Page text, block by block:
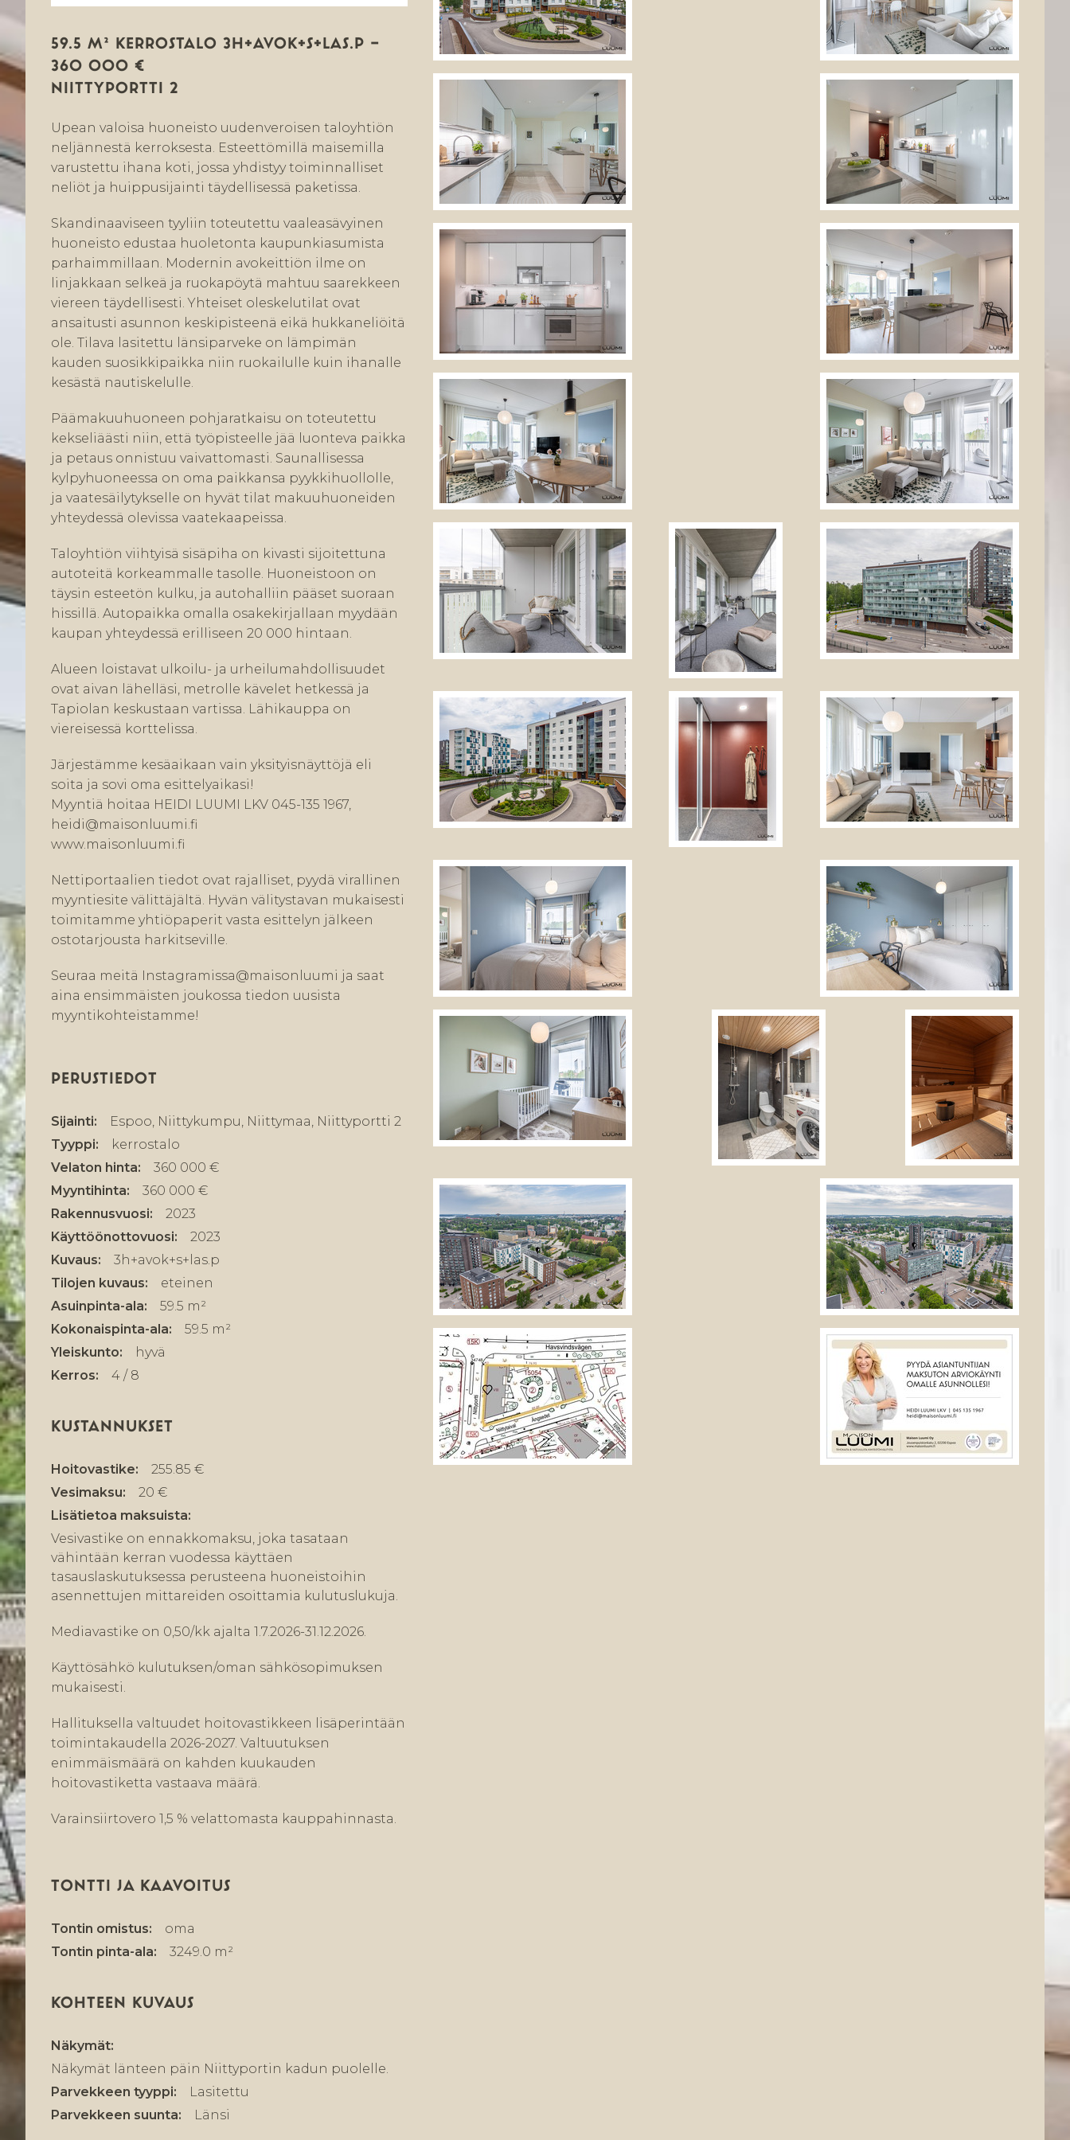
59.5 M² KERROSTALO 3H+AVOK+S+LAS.P —
360 000 €
NIITTYPORTTI 2
Upean valoisa huoneisto uudenveroisen taloyhtiön
neljännestä kerroksesta. Esteettömillä maisemilla
varustettu ihana koti, jossa yhdistyy toiminnalliset
neliöt ja huippusijainti täydellisessä paketissa.
Skandinaaviseen tyyliin toteutettu vaaleasävyinen
huoneisto edustaa huoletonta kaupunkiasumista
parhaimmillaan. Modernin avokeittiön ilme on
linjakkaan selkeä ja ruokapöytä mahtuu saarekkeen
viereen täydellisesti. Yhteiset oleskelutilat ovat
ansaitusti asunnon keskipisteenä eikä hukkaneliöitä
ole. Tilava lasitettu länsiparveke on lämpimän
kauden suosikkipaikka niin ruokailulle kuin ihanalle
kesästä nautiskelulle.
Päämakuuhuoneen pohjaratkaisu on toteutettu
kekseliäästi niin, että työpisteelle jää luonteva paikka
ja petaus onnistuu vaivattomasti. Saunallisessa
kylpyhuoneessa on oma paikkansa pyykkihuollolle,
ja vaatesäilytykselle on hyvät tilat makuuhuoneiden
yhteydessä olevissa vaatekaapeissa.
Taloyhtiön viihtyisä sisäpiha on kivasti sijoitettuna
autoteitä korkeammalle tasolle. Huoneistoon on
täysin esteetön kulku, ja autohalliin pääset suoraan
hissillä. Autopaikka omalla osakekirjallaan myydään
kaupan yhteydessä erilliseen 20 000 hintaan.
Alueen loistavat ulkoilu- ja urheilumahdollisuudet
ovat aivan lähelläsi, metrolle kävelet hetkessä ja
Tapiolan keskustaan vartissa. Lähikauppa on
viereisessä korttelissa.
Järjestämme kesäaikaan vain yksityisnäyttöjä eli
soita ja sovi oma esittelyaikasi!
Myyntiä hoitaa HEIDI LUUMI LKV 045-135 1967,
heidi@maisonluumi.fi
www.maisonluumi.fi
Nettiportaalien tiedot ovat rajalliset, pyydä virallinen
myyntiesite välittäjältä. Hyvän välitystavan mukaisesti
toimitamme yhtiöpaperit vasta esittelyn jälkeen
ostotarjousta harkitseville.
Seuraa meitä Instagramissa@maisonluumi ja saat
aina ensimmäisten joukossa tiedon uusista
myyntikohteistamme!
PERUSTIEDOT
Sijainti:
Espoo, Niittykumpu, Niittymaa, Niittyportti 2
Tyyppi:
kerrostalo
Velaton hinta:
360 000 €
Myyntihinta:
360 000 €
Rakennusvuosi:
2023
Käyttöönottovuosi:
2023
Kuvaus:
3h+avok+s+las.p
Tilojen kuvaus:
eteinen
Asuinpinta-ala:
59.5 m²
Kokonaispinta-ala:
59.5 m²
Yleiskunto:
hyvä
Kerros:
4 / 8
KUSTANNUKSET
Hoitovastike:
255.85 €
Vesimaksu:
20 €
Lisätietoa maksuista:
Vesivastike on ennakkomaksu, joka tasataan
vähintään kerran vuodessa käyttäen
tasauslaskutuksessa perusteena huoneistoihin
asennettujen mittareiden osoittamia kulutuslukuja.
Mediavastike on 0,50/kk ajalta 1.7.2026-31.12.2026.
Käyttösähkö kulutuksen/oman sähkösopimuksen
mukaisesti.
Hallituksella valtuudet hoitovastikkeen lisäperintään
toimintakaudella 2026-2027. Valtuutuksen
enimmäismäärä on kahden kuukauden
hoitovastiketta vastaava määrä.
Varainsiirtovero 1,5 % velattomasta kauppahinnasta.
TONTTI JA KAAVOITUS
Tontin omistus:
oma
Tontin pinta-ala:
3249.0 m²
KOHTEEN KUVAUS
Näkymät:
Näkymät länteen päin Niittyportin kadun puolelle.
Parvekkeen tyyppi:
Lasitettu
Parvekkeen suunta:
Länsi